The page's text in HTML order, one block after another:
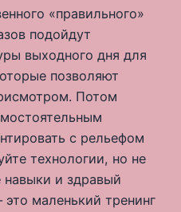
«правильного»
подойдут
выходного дня для
позволяют
Потом
с рельефом
технологии, но не
навыки и здравый
маленький тренинг